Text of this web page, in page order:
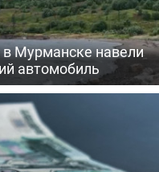
в Мурманске навели
автомобиль